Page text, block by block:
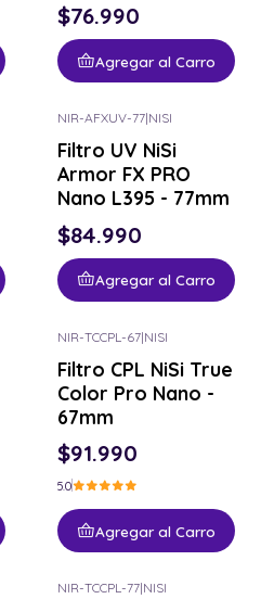
$76.990
Agregar al Carro
NIR-AFXUV-77|NISI
Filtro UV NiSi
Armor FX PRO
Nano L395 - 77mm
$84.990
Agregar al Carro
NIR-TCCPL-67|NISI
Filtro CPL NiSi True
Color Pro Nano -
67mm
$91.990
5.0
Agregar al Carro
NIR-TCCPL-77|NISI